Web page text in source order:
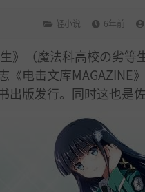
轻小说 6年前
生》（魔法科高校の劣
《电击文库MAGAZINE
出版发行。同时这也是